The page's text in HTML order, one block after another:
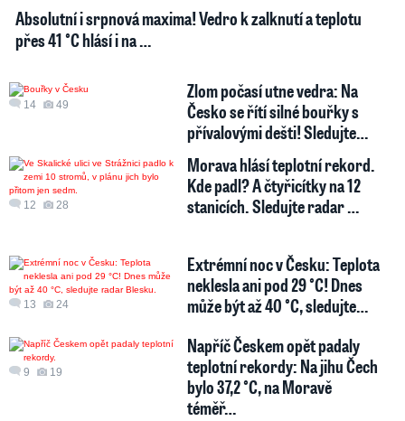
Absolutní i srpnová maxima! Vedro k zalknutí a teplotu
přes 41 °C hlásí i na …
14 49
Zlom počasí utne vedra: Na
Česko se řítí silné bouřky s
přívalovými dešti! Sledujte…
12 28
Morava hlásí teplotní rekord.
Kde padl? A čtyřicítky na 12
stanicích. Sledujte radar …
13 24
Extrémní noc v Česku: Teplota
neklesla ani pod 29 °C! Dnes
může být až 40 °C, sledujte…
9 19
Napříč Českem opět padaly
teplotní rekordy: Na jihu Čech
bylo 37,2 °C, na Moravě
téměř…